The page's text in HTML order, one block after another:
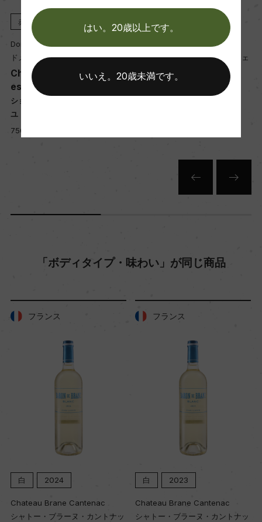
熟成：オーク樽 9カ月(仏アリエ産228L、新樽比率
50%)
年間生産量
1300
栽培面積
土壌
品質分類・原産地呼称
グラン・クリュ
入数
12
赤
Domaine Sylvain Loichet
ドメーヌ・シルヴァン・ロワシェ
Chorey les Beaune Vieill
es Vignes Rouge
ショレイ・レ・ボーヌ ヴィエイ
ユ・ヴィーニュ 赤
750ml, 7,500 yen
赤
Domaine Sylvain Loichet
ドメーヌ・シルヴァン・ロワシェ
Clos de Vougeot
「ボディタイプ・味わい」が同じ商品
フランス
白 2024
Chateau Brane Cantenac
シャトー・ブラーヌ・カントナッ
フランス
白 2023
Chateau Brane Cantenac
シャトー・ブラーヌ・カントナッ
はい。20歳以上です。
いいえ。20歳未満です。